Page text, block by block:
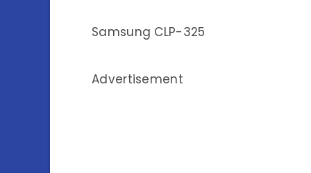
Samsung CLP-325
Advertisement